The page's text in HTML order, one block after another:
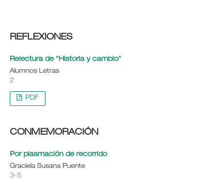
REFLEXIONES
Relectura de "Historia y cambio"
Alumnos Letras
2
PDF
CONMEMORACIÓN
Por plasmación de recorrido
Graciela Susana Puente
3-5